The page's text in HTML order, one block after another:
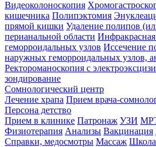
Видеоколоноскопия
кишечника Полипэктомия
прямой кишки Удаление полипов
перианальной области
геморроидальных узлов Иссечение
наружных геморроидальных узлов,
Ректороманоскопия с
зондирование
Сомнологический центр
Лечение храпа Прием врача-
Персона детство
Прием в клинике Патронаж УЗИ
Физиотерапия Анализы Вакцинация
Справки, медосмотры Массаж Школа